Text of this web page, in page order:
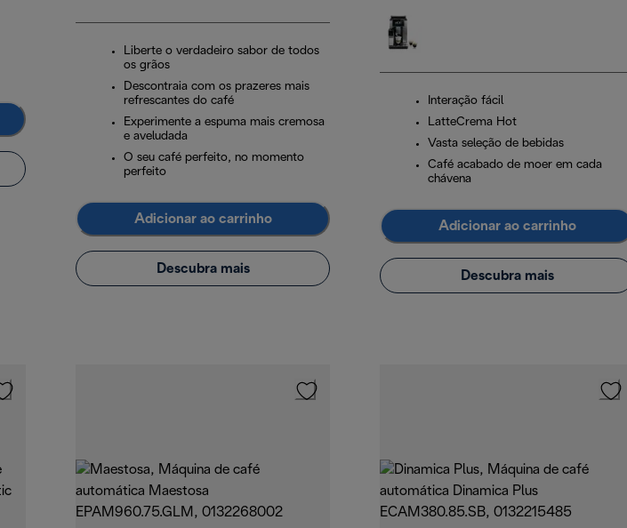
Liberte o verdadeiro sabor de todos
os grãos
Descontraia com os prazeres mais
refrescantes do café
Experimente a espuma mais cremosa
e aveludada
O seu café perfeito, no momento
perfeito
Adicionar ao carrinho
Descubra mais
Interação fácil
LatteCrema Hot
Vasta seleção de bebidas
Café acabado de moer em cada
chávena
Adicionar ao carrinho
Descubra mais